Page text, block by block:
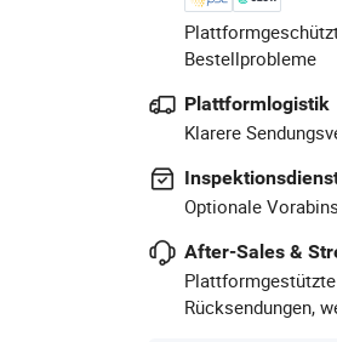
Bestellprobleme
Plattformlogistik
Klarere
Optionale
After-Sales &
Rücksendungen,